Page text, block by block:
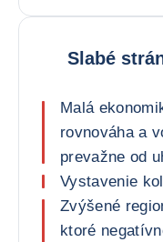
Slabé
Malá
rovnováha a
prevažne od
Vystavenie
Zvýšené
ktoré